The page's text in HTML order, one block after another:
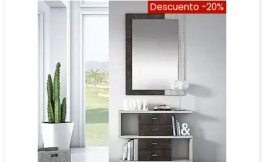
Descuento -20%